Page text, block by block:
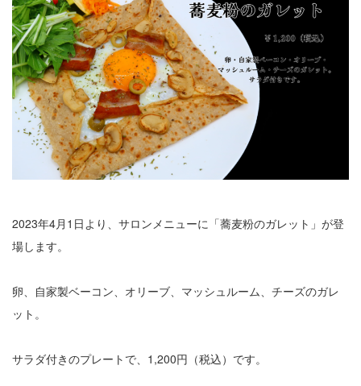
2023年4月1日より、サロンメニューに「蕎麦粉のガレット」が登
場します。
卵、自家製ベーコン、オリーブ、マッシュルーム、チーズのガレ
ット。
サラダ付きのプレートで、1,200円（税込）です。